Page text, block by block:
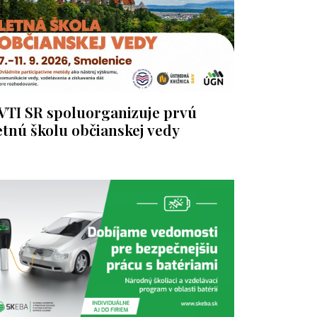
SR spoluorganizuje prvú
školu občianskej vedy